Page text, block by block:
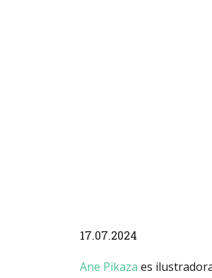
17.07.2024
Ane Pikaza es